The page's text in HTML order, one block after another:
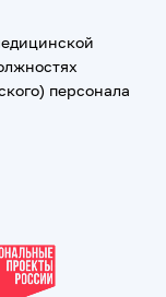
персонала